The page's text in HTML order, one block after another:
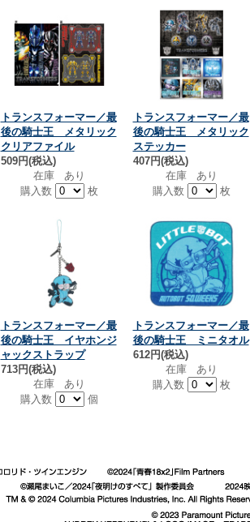
トランスフォーマー／最
後の騎士王 メタリック
クリアファイル
509円(税込)
在庫 あり
購入数
枚
トランスフォーマー／最
後の騎士王 メタリック
ステッカー
407円(税込)
在庫 あり
購入数
枚
トランスフォーマー／最
後の騎士王 イヤホンジ
ャックストラップ
713円(税込)
在庫 あり
購入数
個
トランスフォーマー／最
後の騎士王 ミニタオル
612円(税込)
在庫 あり
購入数
枚